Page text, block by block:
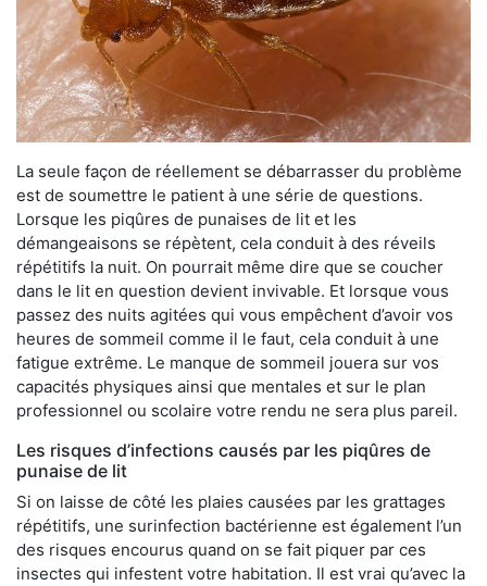
La seule façon de réellement se débarrasser du problème
est de soumettre le patient à une série de questions.
Lorsque les piqûres de punaises de lit et les
démangeaisons se répètent, cela conduit à des réveils
répétitifs la nuit. On pourrait même dire que se coucher
dans le lit en question devient invivable. Et lorsque vous
passez des nuits agitées qui vous empêchent d’avoir vos
heures de sommeil comme il le faut, cela conduit à une
fatigue extrême. Le manque de sommeil jouera sur vos
capacités physiques ainsi que mentales et sur le plan
professionnel ou scolaire votre rendu ne sera plus pareil.
Les risques d’infections causés par les piqûres de
punaise de lit
Si on laisse de côté les plaies causées par les grattages
répétitifs, une surinfection bactérienne est également l’un
des risques encourus quand on se fait piquer par ces
insectes qui infestent votre habitation. Il est vrai qu’avec la